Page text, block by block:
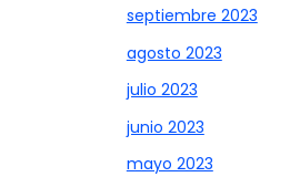
septiembre 2023
agosto 2023
julio 2023
junio 2023
mayo 2023